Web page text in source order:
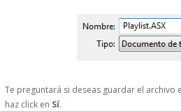
Te preguntará si deseas guardar el archivo
haz click en Sí.